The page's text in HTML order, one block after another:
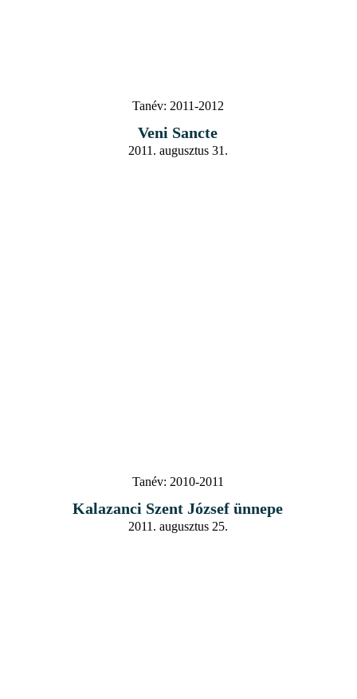
Tanév: 2011-2012
Veni Sancte
2011. augusztus 31.
Tanév: 2010-2011
Kalazanci Szent József ünnepe
2011. augusztus 25.